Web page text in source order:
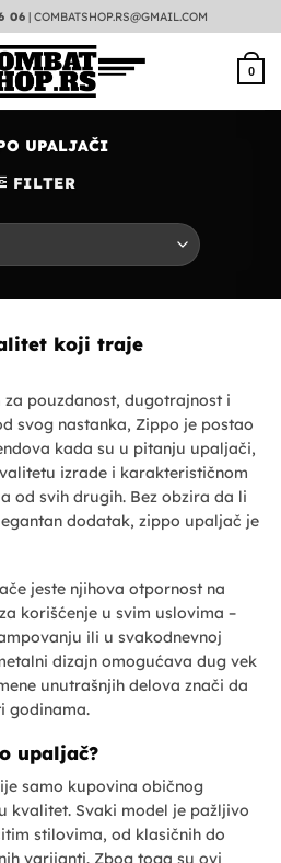
06 |COMBATSHOP.RS@GMAIL.COM
0
UPALJAČI
FILTER
koji traje
pouzdanost, dugotrajnost i
svog nastanka, Zippo je postao
kada su u pitanju upaljači,
izrade i karakterističnom
od svih drugih. Bez obzira da li
dodatak, zippo upaljač je
jeste njihova otpornost na
korišćenje u svim uslovima –
ili u svakodnevnoj
dizajn omogućava dug vek
unutrašnjih delova znači da
godinama.
upaljač?
samo kupovina običnog
kvalitet. Svaki model je pažljivo
stilovima, od klasičnih do
varijanti. Zbog toga su ovi